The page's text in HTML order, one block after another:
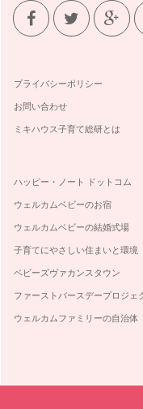
寒い季節におうちでで
１２月は楽しい行事が
の席も増える時期…
ハーブは、ラテン語で
源としてます。簡単に…
プライバシーポリシー
お問い合わせ
ミキハウス子育て総研とは
ハッピー・ノート ドットコム
ウェルカムベビーのお宿
ウェルカムベビーの結婚式場
子育てにやさしい住まいと環境
ベビーズヴァカンスタウン
ファーストバースデープロジェ
ウェルカムファミリーの自治体